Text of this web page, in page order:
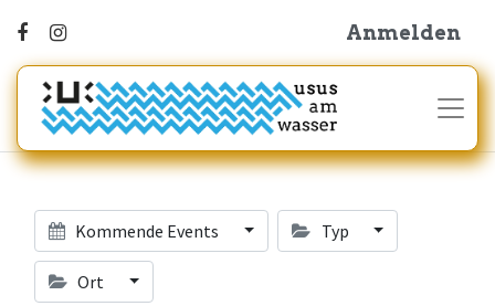
Anmelden
Kommende Events Typ
Ort